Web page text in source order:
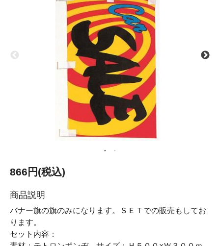
866円(税込)
商品説明
バナー旗の旗のみになります。ＳＥＴでの販売もしてお
ります。
セット内容：